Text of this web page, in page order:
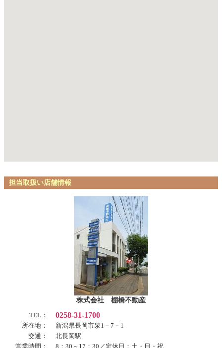
担当取扱い店舗情報
株式会社 棚橋不動産
TEL：
0258-31-1700
所在地：
新潟県長岡市泉1－7－1
交通：
北長岡駅
営業時間：
8：30～17：30／定休日：土・日・祝